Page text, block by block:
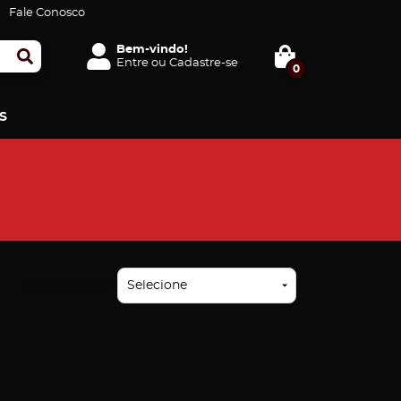
Fale Conosco
Bem-vindo!
Entreou Cadastre-se 0
Selecione